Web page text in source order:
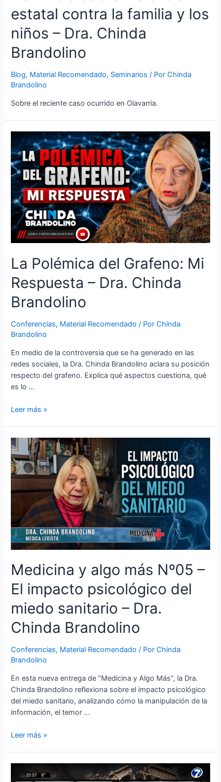
estatal contra la familia y los
niños – Dra. Chinda
Brandolino
Blog, Material Recomendado, Seminarios / PorChinda
Brandolino
Sobre el reciente caso ocurrido en Olavarria.
La Polémica del Grafeno: Mi
Respuesta – Dra. Chinda
Brandolino
Conferencias, Material Recomendado / PorChinda
Brandolino
En medio de la controversia que se ha generado en las
redes sociales, la Dra. Chinda Brandolino aclara su posición
respecto del grafeno. Explica qué aspectos cuestiona, qué
es lo …
Leer más »
Medicina y algo más Nº05 –
El impacto psicológico del
miedo sanitario – Dra.
Chinda Brandolino
Conferencias, Material Recomendado / PorChinda
Brandolino
En esta nueva entrega de “Medicina y Algo Más”, la Dra.
Chinda Brandolino reflexiona sobre el impacto psicológico
del miedo sanitario, analizando cómo la manipulación de la
información, el temor …
Leer más »